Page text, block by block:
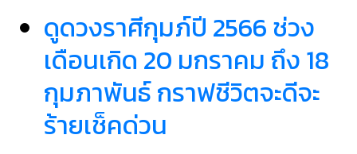
ดูดวงราศีกุมภ์ปี 2566 ช่วง
เดือนเกิด 20 มกราคม ถึง 18
กุมภาพันธ์ กราฟชีวิตจะดีจะ
ร้ายเช็คด่วน